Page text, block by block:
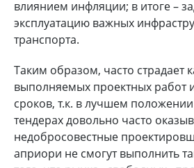
влиянием инфляции; в итоге –
эксплуатацию важных
транспорта.
Таким образом, часто страдает
выполняемых проектных работ
сроков, т.к. в лучшем
тендерах довольно часто
недобросовестные
априори не смогут выполнить